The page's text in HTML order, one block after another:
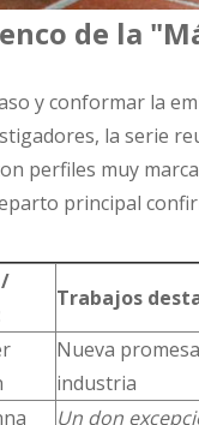
de la
y conformar la
la serie
perfiles muy
principal
Trabajos
Nueva
industria
Un don